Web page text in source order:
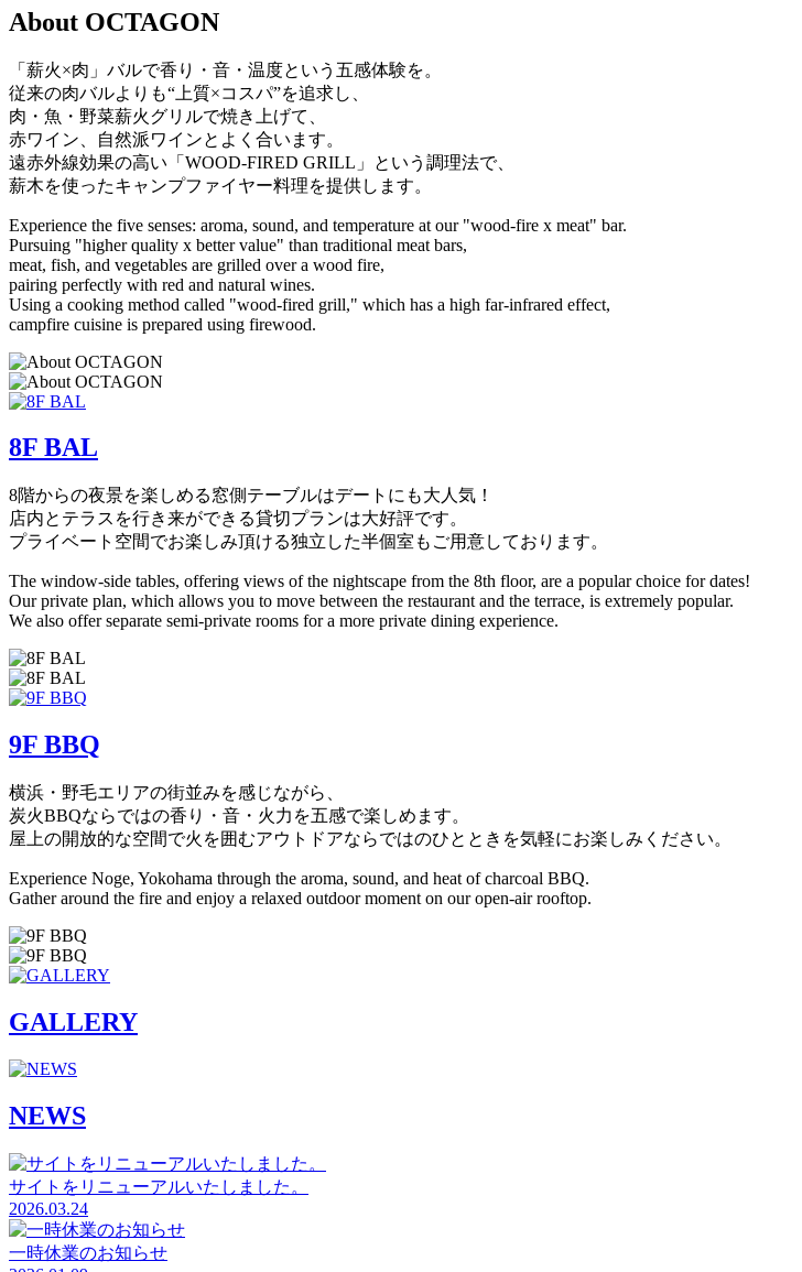
About OCTAGON
「薪火×肉」バルで香り・音・温度という五感体験を。
従来の肉バルよりも“上質×コスパ”を追求し、
肉・魚・野菜薪火グリルで焼き上げて、
赤ワイン、自然派ワインとよく合います。
遠赤外線効果の高い「WOOD-FIRED GRILL」という調理法で、
薪木を使ったキャンプファイヤー料理を提供します。
Experience the five senses: aroma, sound, and temperature at our "wood-fire x meat" bar.
Pursuing "higher quality x better value" than traditional meat bars,
meat, fish, and vegetables are grilled over a wood fire,
pairing perfectly with red and natural wines.
Using a cooking method called "wood-fired grill," which has a high far-infrared effect,
campfire cuisine is prepared using firewood.
8F BAL
8階からの夜景を楽しめる窓側テーブルはデートにも大人気！
店内とテラスを行き来ができる貸切プランは大好評です。
プライベート空間でお楽しみ頂ける独立した半個室もご用意しております。
The window-side tables, offering views of the nightscape from the 8th floor, are a popular choice for dates!
Our private plan, which allows you to move between the restaurant and the terrace, is extremely popular.
We also offer separate semi-private rooms for a more private dining experience.
9F BBQ
横浜・野毛エリアの街並みを感じながら、
炭火BBQならではの香り・音・火力を五感で楽しめます。
屋上の開放的な空間で火を囲むアウトドアならではのひとときを気軽にお楽しみください。
Experience Noge, Yokohama through the aroma, sound, and heat of charcoal BBQ.
Gather around the fire and enjoy a relaxed outdoor moment on our open-air rooftop.
GALLERY
NEWS
サイトをリニューアルいたしました。
2026.03.24
一時休業のお知らせ